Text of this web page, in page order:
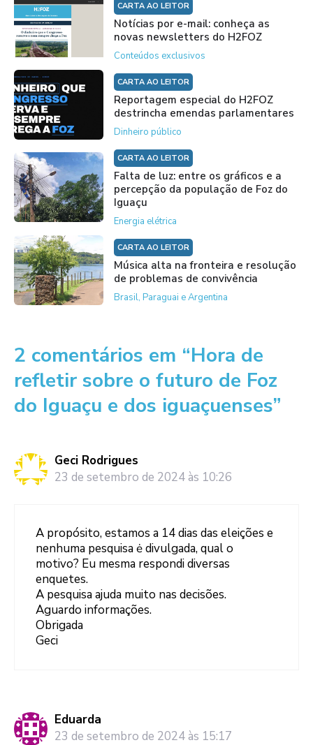
CARTA AO LEITOR
Notícias por e-mail: conheça as
novas newsletters do H2FOZ
Conteúdos exclusivos
CARTA AO LEITOR
Reportagem especial do H2FOZ
destrincha emendas parlamentares
Dinheiro público
CARTA AO LEITOR
Falta de luz: entre os gráficos e a
percepção da população de Foz do
Iguaçu
Energia elétrica
CARTA AO LEITOR
Música alta na fronteira e resolução
de problemas de convivência
Brasil, Paraguai e Argentina
2 comentários em “Hora de
refletir sobre o futuro de Foz
do Iguaçu e dos iguaçuenses”
Geci Rodrigues
23 de setembro de 2024 às 10:26
A propósito, estamos a 14 dias das eleições e
nenhuma pesquisa ė divulgada, qual o
motivo? Eu mesma respondi diversas
enquetes.
A pesquisa ajuda muito nas decisões.
Aguardo informações.
Obrigada
Geci
Eduarda
23 de setembro de 2024 às 15:17